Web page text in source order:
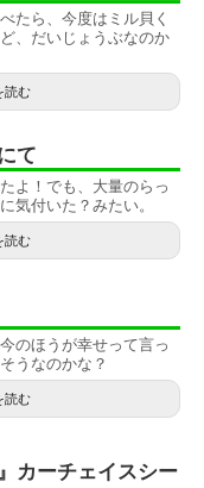
たら、今度はミル貝く
、だいじょうぶなのか
読む
て
よ！でも、大量のらっ
気付いた？みたい。
読む
のほうが幸せって言っ
うなのかな？
読む
カーチェイスシー